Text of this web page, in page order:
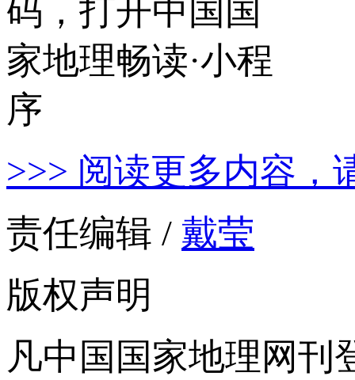
>>> 阅读更多内容，
责任编辑 / 戴莹
版权声明
凡中国国家地理网刊